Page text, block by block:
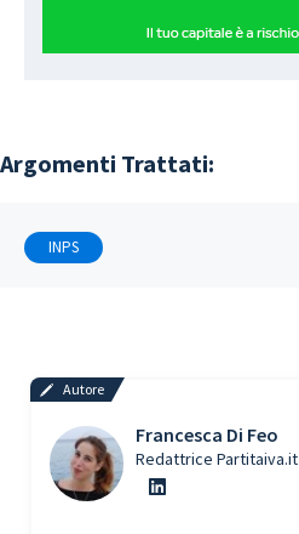
Argomenti Trattati:
INPS
Autore
Francesca Di Feo
Redattrice Partitaiva.it